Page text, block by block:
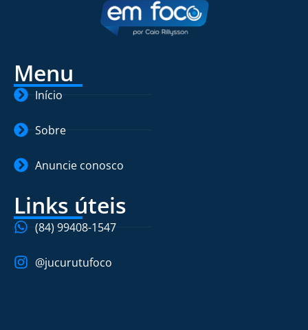
Menu
Início
Sobre
Anuncie conosco
Links úteis
(84) 99408-1547
@jucurutufoco